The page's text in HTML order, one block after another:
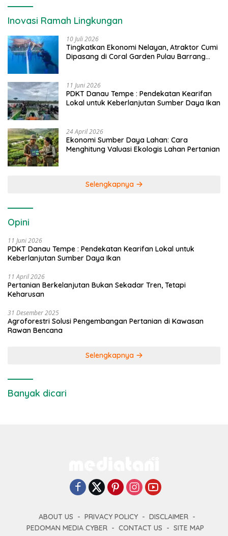
Inovasi Ramah Lingkungan
10 Juli 2026
Tingkatkan Ekonomi Nelayan, Atraktor Cumi
Dipasang di Coral Garden Pulau Barrang
11 Juni 2026
PDKT Danau Tempe : Pendekatan Kearifan
Lokal untuk Keberlanjutan Sumber Daya Ikan
24 April 2026
Ekonomi Sumber Daya Lahan: Cara
Menghitung Valuasi Ekologis Lahan Pertanian
Selengkapnya
Opini
11 Juni 2026
PDKT Danau Tempe : Pendekatan Kearifan Lokal untuk
Keberlanjutan Sumber Daya Ikan
11 April 2026
Pertanian Berkelanjutan Bukan Sekadar Tren, Tetapi
Keharusan
31 Desember 2025
Agroforestri Solusi Pengembangan Pertanian di Kawasan
Rawan Bencana
Selengkapnya
Banyak dicari
ABOUT US PRIVACY POLICY
DISCLAIMER
PEDOMAN MEDIA CYBER
CONTACT US SITE MAP